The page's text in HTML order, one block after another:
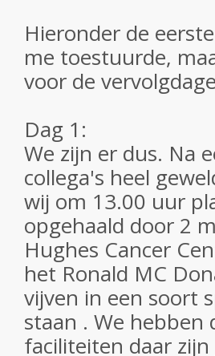
Hieronder de
me toestuurde,
voor de
Dag 1:
We zijn er dus. Na
collega's heel
wij om 13.00 uur
opgehaald door 2
Hughes Cancer
het Ronald MC
vijven in een soort
staan . We hebben
faciliteiten daar